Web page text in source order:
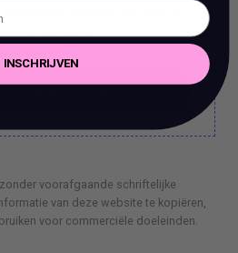
Via, kun je dan in
onze experts.
70 MIN CONSULT
voorafgaande schriftelijke
van deze website te kopiëren,
voor commerciële doeleinden.
INSCHRIJVEN